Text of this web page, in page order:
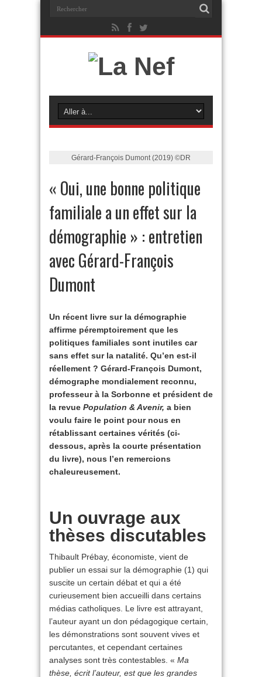
Gérard-François Dumont (2019) ©DR
« Oui, une bonne politique
familiale a un effet sur la
démographie » : entretien
avec Gérard-François
Dumont
Un récent livre sur la démographie
affirme péremptoirement que les
politiques familiales sont inutiles car
sans effet sur la natalité. Qu’en est-il
réellement ? Gérard-François Dumont,
démographe mondialement reconnu,
professeur à la Sorbonne et président de
la revue Population & Avenir, a bien
voulu faire le point pour nous en
rétablissant certaines vérités (ci-
dessous, après la courte présentation
du livre), nous l’en remercions
chaleureusement.
Un ouvrage aux
thèses discutables
Thibault Prébay, économiste, vient de
publier un essai sur la démographie (1) qui
suscite un certain débat et qui a été
curieusement bien accueilli dans certains
médias catholiques. Le livre est attrayant,
l’auteur ayant un don pédagogique certain,
les démonstrations sont souvent vives et
percutantes, et cependant certaines
analyses sont très contestables. « Ma
thèse, écrit l’auteur, est que les grandes